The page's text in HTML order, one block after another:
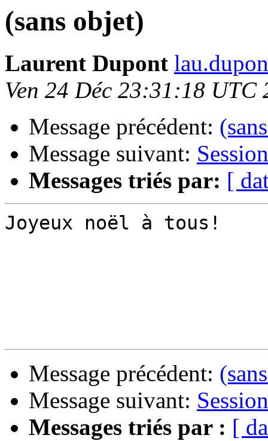
(sans objet)
Laurent Dupont
Ven 24 Déc 23:31:18 UTC
Message précédent:
Message suivant:
Messages triés par: [
Joyeux noël à tous!
Message précédent:
Message suivant:
Messages triés par : [